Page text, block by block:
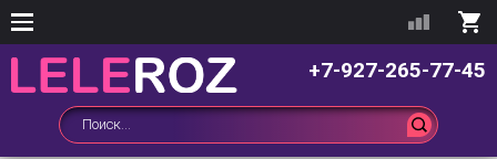
+7-927-265-77-45